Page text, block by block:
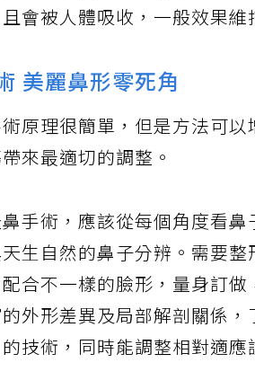
會被人體吸收，一般效果維
美麗鼻形零死角
原理很簡單，但是方法可
來最適切的調整。
手術，應該從每個角度看
天生自然的鼻子分辨。需要
合不一樣的臉形，量身訂
外形差異及局部解剖關係
技術，同時能調整相對適應